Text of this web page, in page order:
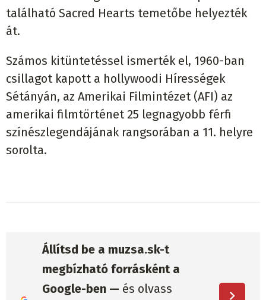
található Sacred Hearts temetőbe helyezték
át.
Számos kitüntetéssel ismerték el, 1960-ban
csillagot kapott a hollywoodi Hírességek
Sétányán, az Amerikai Filmintézet (AFI) az
amerikai filmtörténet 25 legnagyobb férfi
színészlegendájának rangsorában a 11. helyre
sorolta.
Állítsd be a muzsa.sk-t
megbízható forrásként a
Google-ben — és olvass